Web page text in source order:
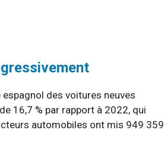
des voitures neuves
16,7 % par rapport à 2022, qui
automobiles ont mis 949 359